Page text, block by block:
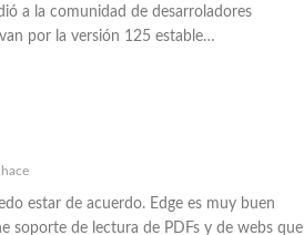
a la comunidad de desarroladores
por la versión 125 estable…
estar de acuerdo. Edge es muy buen
soporte de lectura de PDFs y de webs que